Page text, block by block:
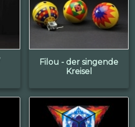
Filou - der singende
Kreisel